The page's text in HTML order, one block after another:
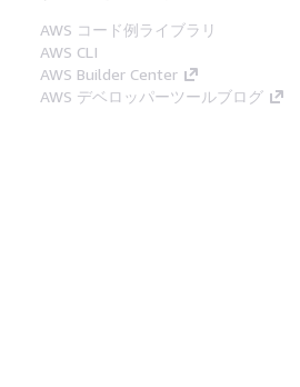
AWS コード例ライブラリ
AWS CLI
AWS Builder Center
AWS デベロッパーツールブログ